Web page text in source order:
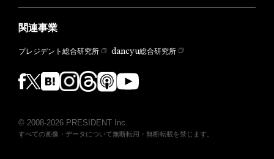
関連事業
プレジデント総合研究所 dancyu総合研究所
© 2008-2026 PRESIDENT Inc.
すべての画像・データについて無断転用・無断転載を禁じます。